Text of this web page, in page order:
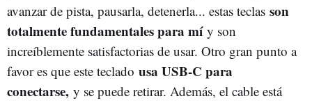
avanzar de pista, pausarla, detenerla... estas teclas son
totalmente fundamentales para mí y son
increíblemente satisfactorias de usar. Otro gran punto a
favor es que este teclado usa USB-C para
conectarse, y se puede retirar. Además, el cable está